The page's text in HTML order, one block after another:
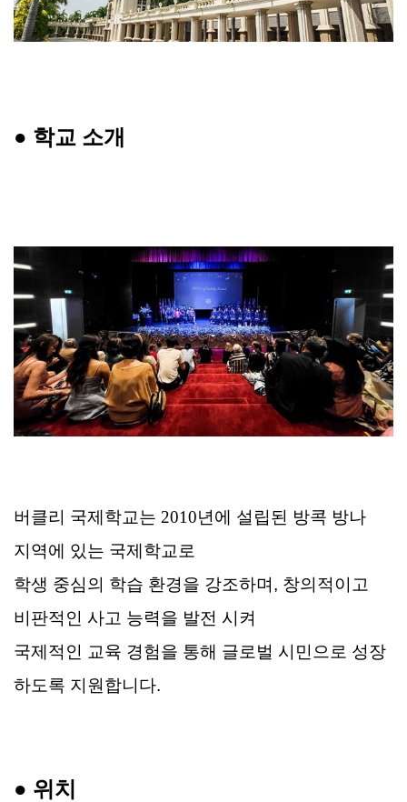
● 학교 소개
버클리 국제학교는 2010년에 설립된 방콕 방나
지역에 있는 국제학교로
학생 중심의 학습 환경을 강조하며, 창의적이고
비판적인 사고 능력을 발전 시켜
국제적인 교육 경험을 통해 글로벌 시민으로 성장
하도록 지원합니다.
● 위치